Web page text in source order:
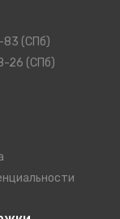
83 (СПб)
26 (СПб)